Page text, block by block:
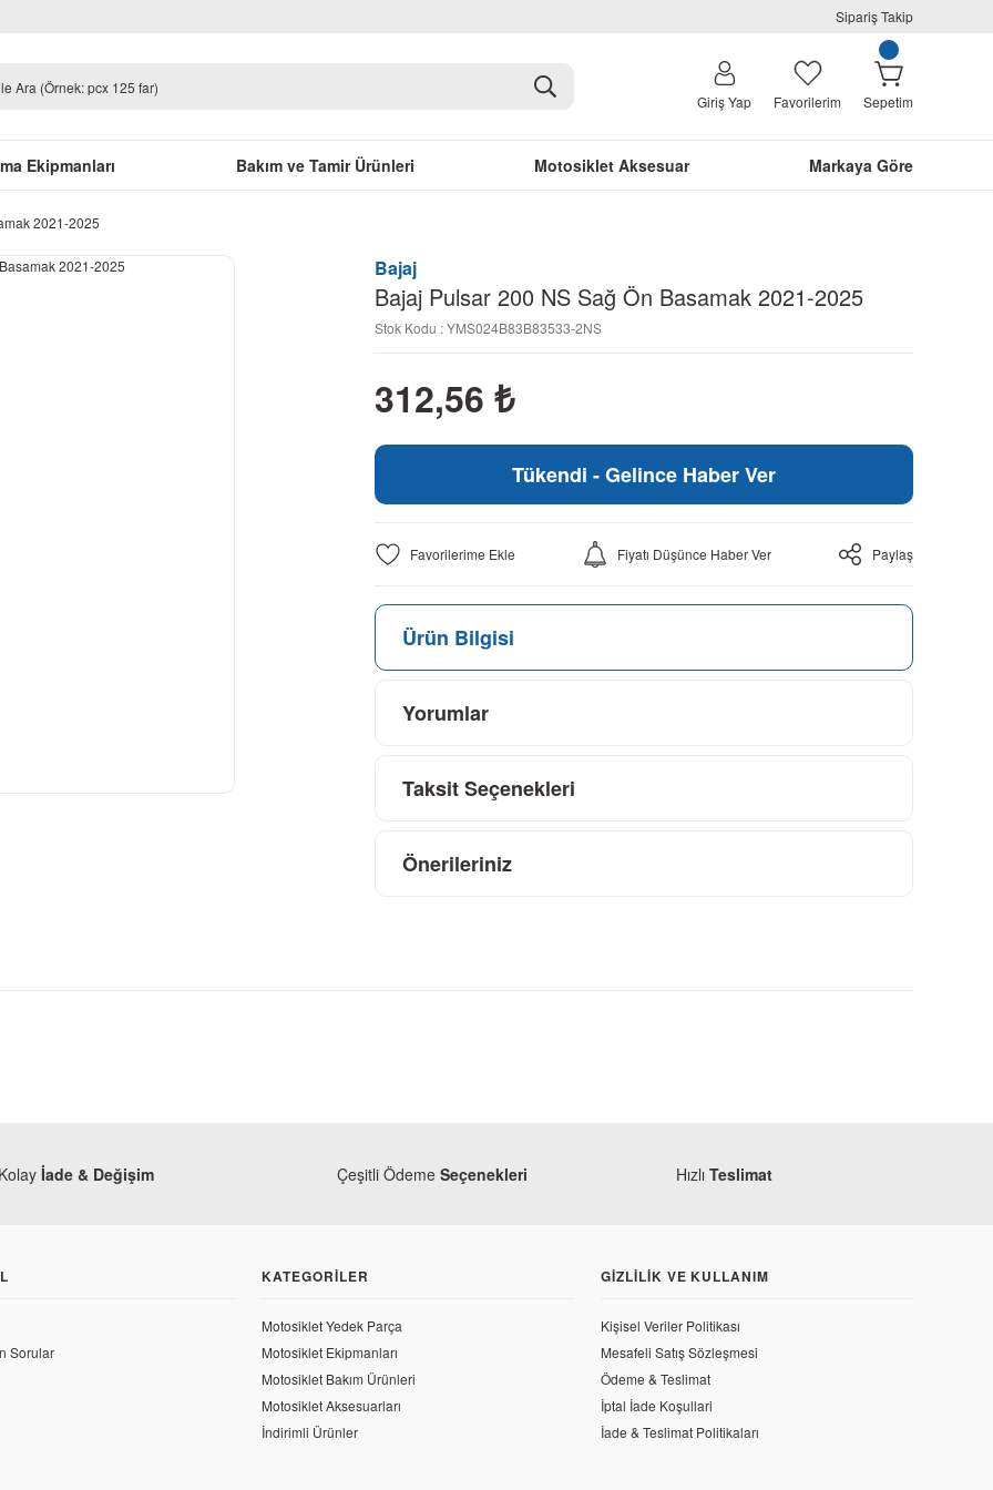
Sipariş Takip
Giriş Yap Favorilerim Sepetim
Ekipmanları Bakım ve Tamir Ürünleri Motosiklet Aksesuar Markaya Göre
2021-2025
Bajaj
Bajaj Pulsar 200 NS Sağ Ön Basamak 2021-2025
Stok Kodu : YMS024B83B83533-2NS
312,56 ₺
Tükendi - Gelince Haber Ver
Fiyatı Düşünce Haber Ver Paylaş
Ürün Bilgisi
Yorumlar
Taksit Seçenekleri
Önerileriniz
Bajaj
Bajaj Pulsar 200 NS İlk Hareket Plakası
Bajaj Pulsar 200 NS Jant Şeridi Siyah-Beyaz
Kolay İade & Değişim Çeşitli Ödeme Seçenekleri Hızlı Teslimat
Sorular
KATEGORILER
Motosiklet Yedek Parça
Motosiklet Ekipmanları
Motosiklet Bakım Ürünleri
Motosiklet Aksesuarları
İndirimli Ürünler
GIZLILIK VE KULLANIM
Kişisel Veriler Politikası
Mesafeli Satış Sözleşmesi
Ödeme & Teslimat
İptal İade Koşullari
İade & Teslimat Politikaları